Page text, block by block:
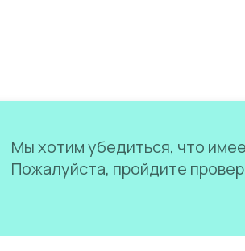
Мы хотим убедиться, что
Пожалуйста, пройдите